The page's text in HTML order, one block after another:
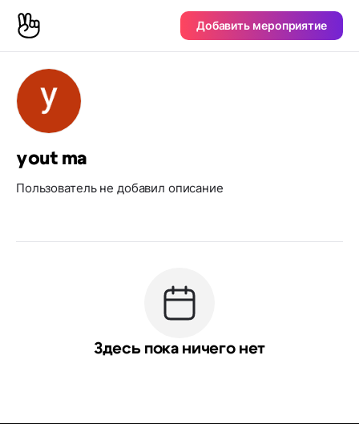
Добавить мероприятие
yout ma
Пользователь не добавил описание
Здесь пока ничего нет